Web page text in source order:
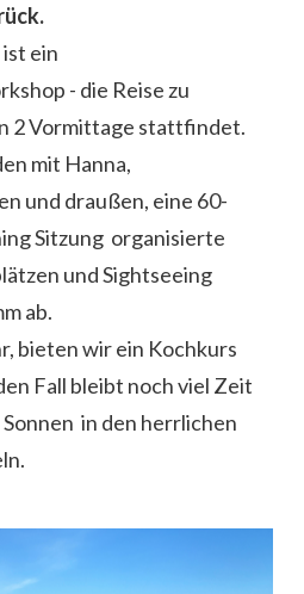
ein
- die Reise zu
2 Vormittage stattfindet.
mit Hanna,
und draußen, eine 60-
Sitzung  organisierte
und Sightseeing
ab.
bieten wir ein Kochkurs
Fall bleibt noch viel Zeit
in den herrlichen